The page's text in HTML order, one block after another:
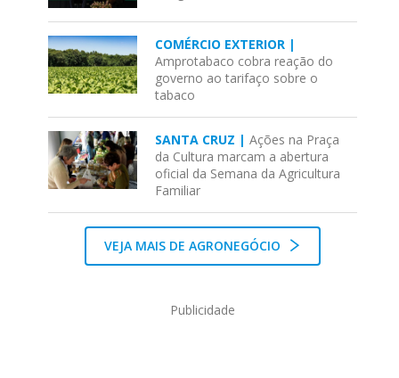
COMÉRCIO EXTERIOR |
Amprotabaco cobra reação do
governo ao tarifaço sobre o
tabaco
SANTA CRUZ |Ações na Praça
da Cultura marcam a abertura
oficial da Semana da Agricultura
Familiar
VEJA MAIS DE AGRONEGÓCIO
Publicidade